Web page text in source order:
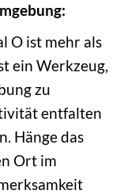
O ist mehr als
ein Werkzeug,
zu
entfalten
Hänge das
Ort im